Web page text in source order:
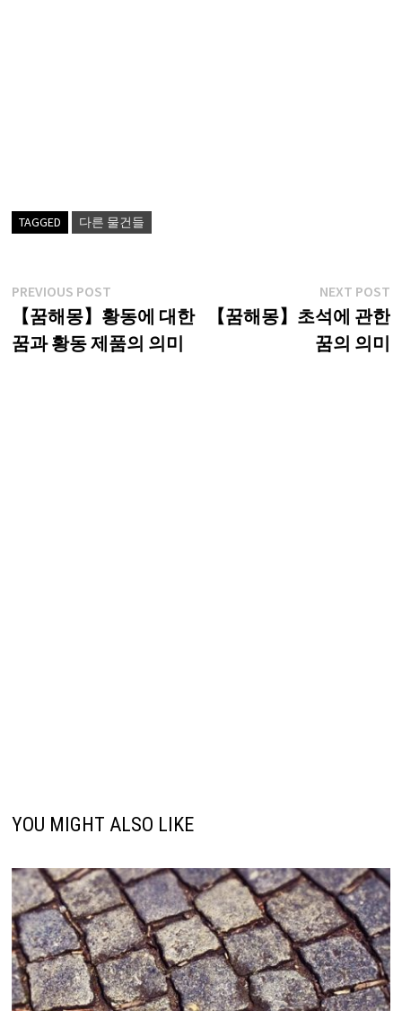
TAGGED 다른 물건들
글
탐
색
PREVIOUS POSTPrevious
post:
【꿈해몽】황동에 대한
꿈과 황동 제품의 의미
NEXT POST
【꿈해몽】초석에 관한
꿈의 의미
YOU MIGHT ALSO LIKE